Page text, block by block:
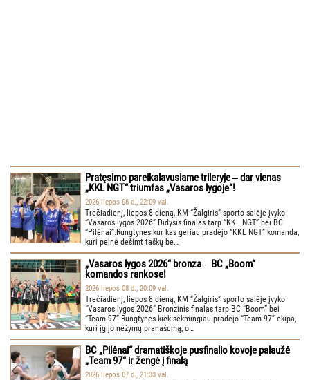
Pratęsimo pareikalavusiame trileryje ‒ dar vienas
„KKL NGT“ triumfas „Vasaros lygoje“!
2026 liepos 08 d., 22:09 val.
Trečiadienį, liepos 8 dieną, KM “Žalgiris” sporto salėje įvyko
“Vasaros lygos 2026” Didysis finalas tarp “KKL NGT” bei BC
“Pilėnai”.Rungtynes kur kas geriau pradėjo “KKL NGT” komanda,
kuri pelnė dešimt taškų be…
„Vasaros lygos 2026“ bronza ‒ BC „Boom“
komandos rankose!
2026 liepos 08 d., 20:09 val.
Trečiadienį, liepos 8 dieną, KM “Žalgiris” sporto salėje įvyko
“Vasaros lygos 2026” Bronzinis finalas tarp BC “Boom” bei
“Team 97”.Rungtynes kiek sėkmingiau pradėjo “Team 97” ekipa,
kuri įgijo nežymų pranašumą, o…
BC „Pilėnai“ dramatiškoje pusfinalio kovoje palaužė
„Team 97“ ir žengė į finalą
2026 liepos 07 d., 21:33 val.